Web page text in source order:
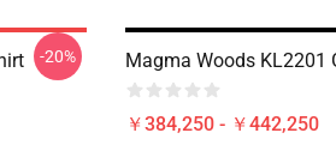
-20% Magma Woods KL2201
￥384,250 - ￥442,250